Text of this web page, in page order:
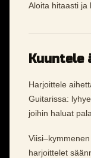
Aloita hitaasti ja
Kuuntele
Harjoittele
Guitarissa:
joihin haluat
harjoittelet